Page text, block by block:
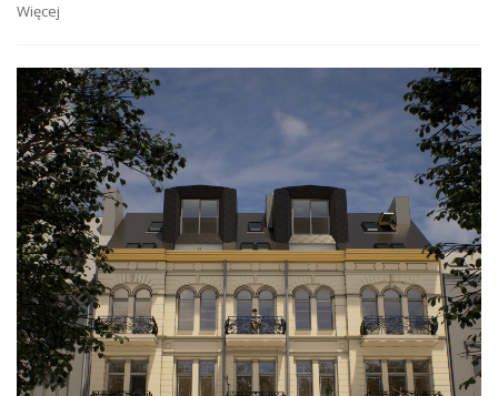
Więcej